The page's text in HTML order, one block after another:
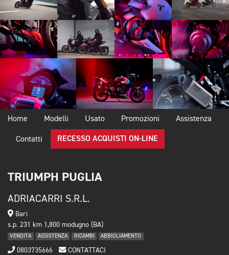
Home Modelli Usato Promozioni Assistenza
Contatti RECESSO ACQUISTI ON-LINE
TRIUMPH PUGLIA
ADRIACARRI S.R.L.
Bari
s.p. 231 km 1,800 modugno (BA)
VENDITA ASSISTENZA RICAMBI ABBIGLIAMENTO
0803735666 CONTATTACI